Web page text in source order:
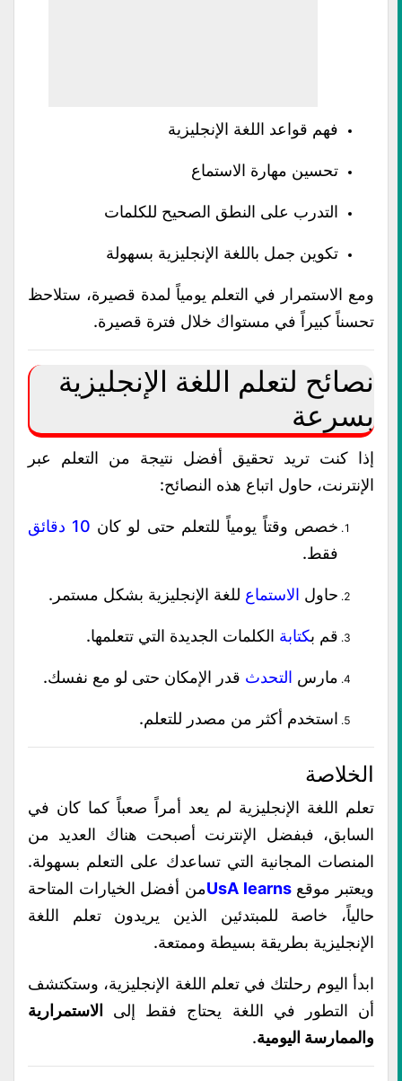
فهم قواعد اللغة الإنجليزية
تحسين مهارة الاستماع
التدرب على النطق الصحيح للكلمات
تكوين جمل باللغة الإنجليزية بسهولة
ومع الاستمرار في التعلم يومياً لمدة قصيرة، ستلاحظ
تحسناً كبيراً في مستواك خلال فترة قصيرة.
نصائح لتعلم اللغة الإنجليزية
بسرعة
إذا كنت تريد تحقيق أفضل نتيجة من التعلم عبر
الإنترنت، حاول اتباع هذه النصائح:
خصص وقتاً يومياً للتعلم حتى لو كان 10 دقائق
فقط.
حاول الاستماع للغة الإنجليزية بشكل مستمر.
قم بكتابة الكلمات الجديدة التي تتعلمها.
مارس التحدث قدر الإمكان حتى لو مع نفسك.
استخدم أكثر من مصدر للتعلم.
الخلاصة
تعلم اللغة الإنجليزية لم يعد أمراً صعباً كما كان في
السابق، فبفضل الإنترنت أصبحت هناك العديد من
المنصات المجانية التي تساعدك على التعلم بسهولة.
ويعتبر موقعUsA learnsمن أفضل الخيارات المتاحة
حالياً، خاصة للمبتدئين الذين يريدون تعلم اللغة
الإنجليزية بطريقة بسيطة وممتعة.
ابدأ اليوم رحلتك في تعلم اللغة الإنجليزية، وستكتشف
أن التطور في اللغة يحتاج فقط إلى
الاستمرارية
والممارسة اليومية.